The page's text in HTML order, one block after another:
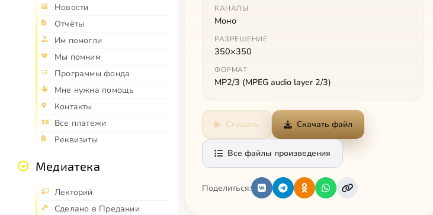
Новости
Отчёты
Им помогли
Мы помним
Программы фонда
Мне нужна помощь
Контакты
Все платежи
Реквизиты
Медиатека
Лекторий
Сделано в Предании
КАНАЛЫ
Моно
РАЗРЕШЕНИЕ
350×350
ФОРМАТ
MP2/3 (MPEG audio layer 2/3)
Слушать Скачать файл
Все файлы произведения
Поделиться: